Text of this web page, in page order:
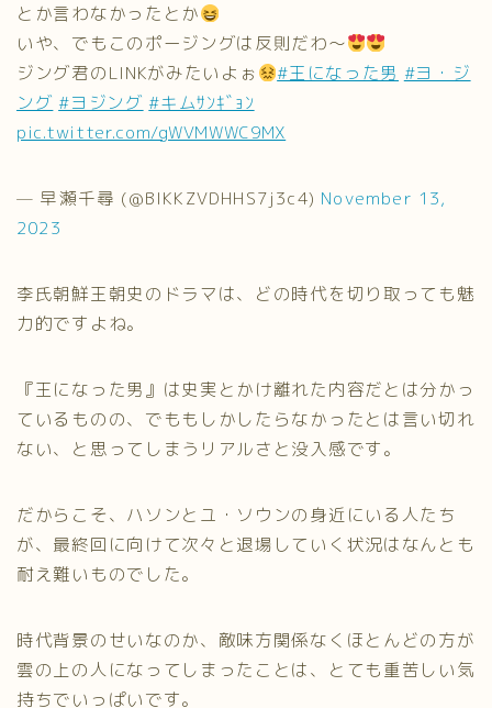
とか言わなかったとか
いや、でもこのポージングは反則だわ～
ジング君のLINKがみたいよぉ
#王になった男 #ヨ・ジ
ング #ヨジング #キムｻﾝｷﾞｮﾝ
pic.twitter.com/gWVMWWC9MX
— 早瀬千尋 (@BlKKZVDHHS7j3c4) November 13,
2023
李氏朝鮮王朝史のドラマは、どの時代を切り取っても魅
力的ですよね。
『王になった男』は史実とかけ離れた内容だとは分かっ
ているものの、でももしかしたらなかったとは言い切れ
ない、と思ってしまうリアルさと没入感です。
だからこそ、ハソンとユ・ソウンの身近にいる人たち
が、最終回に向けて次々と退場していく状況はなんとも
耐え難いものでした。
時代背景のせいなのか、敵味方関係なくほとんどの方が
雲の上の人になってしまったことは、とても重苦しい気
持ちでいっぱいです。